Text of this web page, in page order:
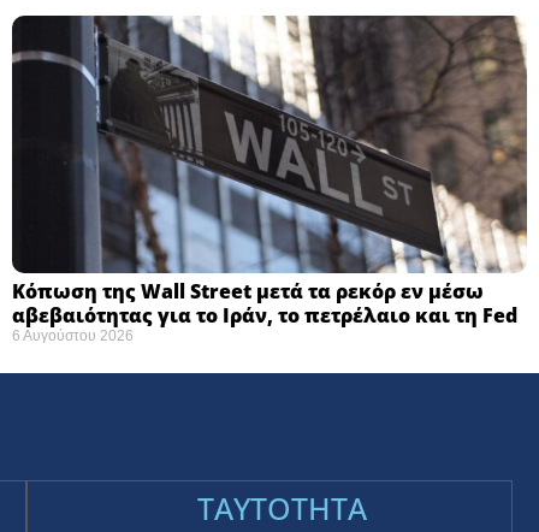
Κόπωση της Wall Street μετά τα ρεκόρ εν μέσω
αβεβαιότητας για το Ιράν, το πετρέλαιο και τη Fed
6 Αυγούστου 2026
TAYTOTHTA